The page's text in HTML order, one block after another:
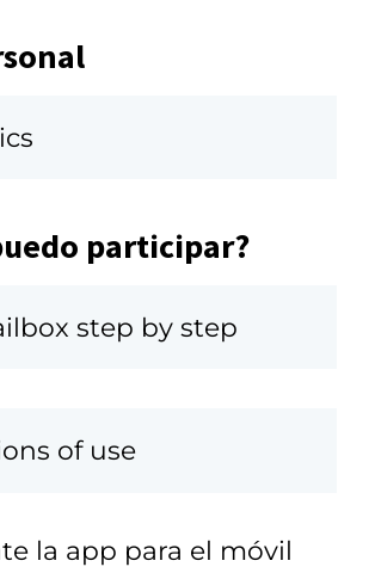
participar?
step by step
of use
la app para el móvil